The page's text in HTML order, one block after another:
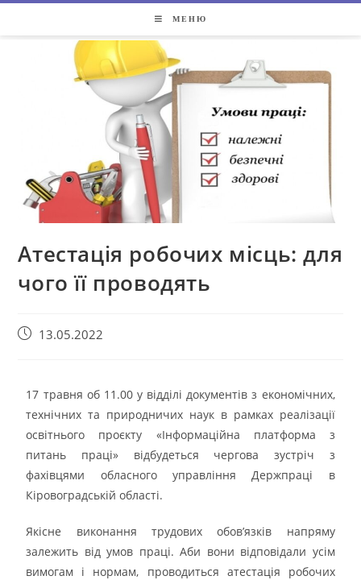
МЕНЮ
Атестація робочих місць: для
чого її проводять
13.05.2022
17 травня об 11.00 у відділі документів з економічних,
технічних та природничих наук в рамках реалізації
освітнього проєкту «Інформаційна платформа з
питань праці» відбудеться чергова зустріч з
фахівцями обласного управління Держпраці в
Кіровоградській області.
Якісне виконання трудових обов’язків напряму
залежить від умов праці. Аби вони відповідали усім
вимогам і нормам, проводиться атестація робочих